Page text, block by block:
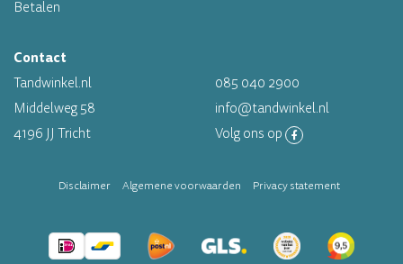
Betalen
Contact
Tandwinkel.nl
Middelweg 58
4196 JJ Tricht
085 040 2900
info@tandwinkel.nl
Volg ons op
Disclaimer Algemene voorwaarden Privacy statement